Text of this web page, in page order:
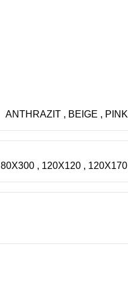
ANTHRAZIT , BEIGE , PINK
80X300 , 120X120 , 120X170